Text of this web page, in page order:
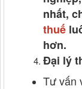
nhất,
thuế
hơn.
Đại lý
Tư vấn